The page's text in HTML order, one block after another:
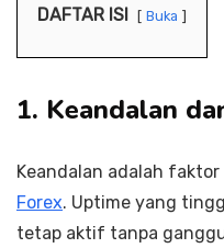
DAFTAR ISI Buka
1. Keandalan
Keandalan adalah
Forex. Uptime yang
tetap aktif tanpa